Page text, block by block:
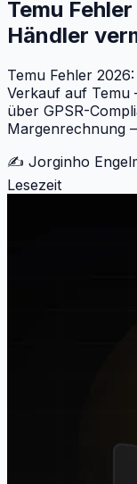
Temu
Händler
Temu Fehler
Verkauf auf
über GPSR-
Margenrechnung
✍️ Jorginho
Lesezeit